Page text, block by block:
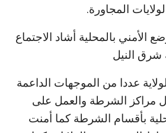
المجاورة.
الأمني بالمحلية أشاد الاجتماع
شرق النيل
عددا من الموجهات الداعمة
مراكز الشرطة والعمل على
بأقسام الشرطة كما أمنت